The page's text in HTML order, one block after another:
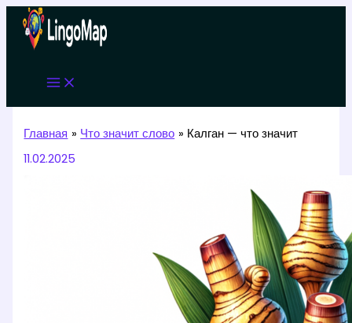
Перейти
содержимому
Главная Что значит слово
Калган — что значит
11.02.2025